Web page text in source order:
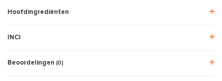
Hoofdingrediënten
INCI
Beoordelingen (0)